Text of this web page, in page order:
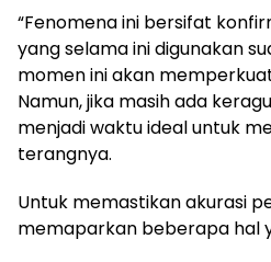
“Fenomena ini bersifat
yang selama ini digunakan
momen ini akan
Namun, jika masih ada
menjadi waktu ideal untuk
terangnya.
Untuk memastikan akurasi
memaparkan beberapa hal